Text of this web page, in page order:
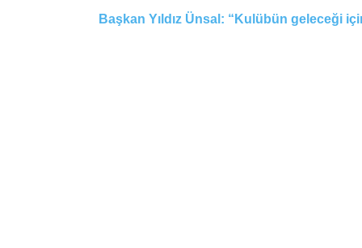
Başkan Yıldız Ünsal: “Kulübün geleceği